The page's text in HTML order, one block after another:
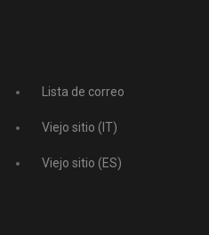
Lista de correo
Viejo sitio (IT)
Viejo sitio (ES)